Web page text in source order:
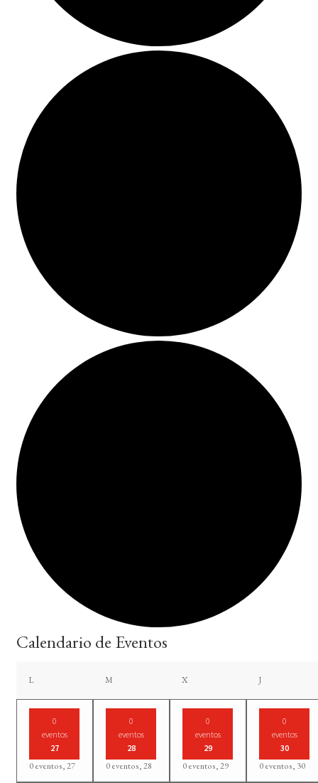
Calendario de Eventos
Llunes Mmartes Xmiércoles Jjueves
0
eventos
27
0 eventos,27
0
eventos
28
0 eventos,28
0
eventos
29
0 eventos,29
0
eventos
30
0 eventos, 30